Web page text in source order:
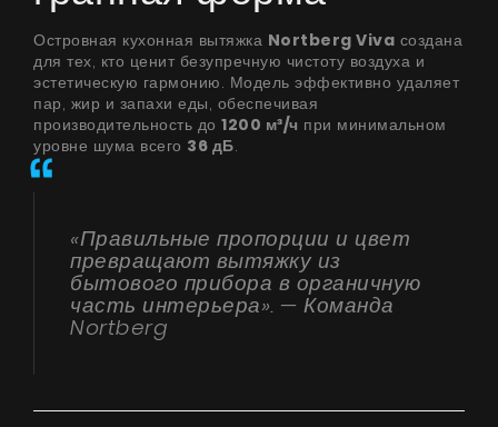
Островная кухонная вытяжка Nortberg Viva создана
для тех, кто ценит безупречную чистоту воздуха и
эстетическую гармонию. Модель эффективно удаляет
пар, жир и запахи еды, обеспечивая
производительность до 1200 м³/ч при минимальном
уровне шума всего 36 дБ.
«Правильные пропорции и цвет
превращают вытяжку из
бытового прибора в органичную
часть интерьера». — Команда
Nortberg